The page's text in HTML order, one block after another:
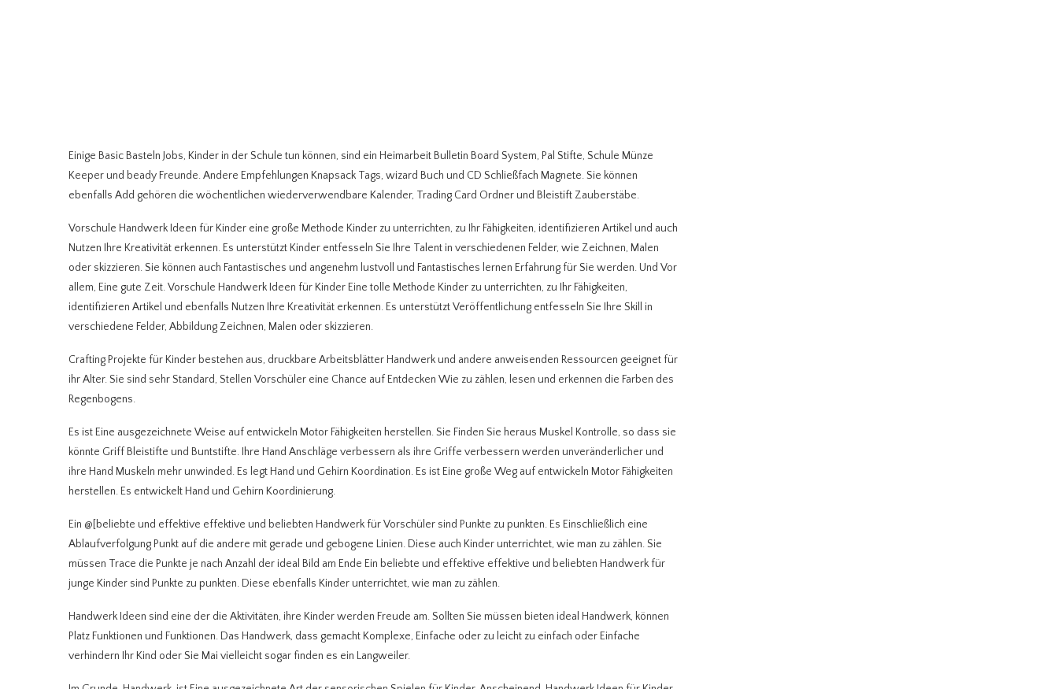
Einige Basic Basteln Jobs, Kinder in der Schule tun können, sind ein Heimarbeit Bulletin Board System, Pal Stifte, Schule Münze
Keeper und beady Freunde. Andere Empfehlungen Knapsack Tags, wizard Buch und CD Schließfach Magnete. Sie können
ebenfalls Add gehören die wöchentlichen wiederverwendbare Kalender, Trading Card Ordner und Bleistift Zauberstäbe.
Vorschule Handwerk Ideen für Kinder eine große Methode Kinder zu unterrichten, zu Ihr Fähigkeiten, identifizieren Artikel und auch
Nutzen Ihre Kreativität erkennen. Es unterstützt Kinder entfesseln Sie Ihre Talent in verschiedenen Felder, wie Zeichnen, Malen
oder skizzieren. Sie können auch Fantastisches und angenehm lustvoll und Fantastisches lernen Erfahrung für Sie werden. Und Vor
allem, Eine gute Zeit. Vorschule Handwerk Ideen für Kinder Eine tolle Methode Kinder zu unterrichten, zu Ihr Fähigkeiten,
identifizieren Artikel und ebenfalls Nutzen Ihre Kreativität erkennen. Es unterstützt Veröffentlichung entfesseln Sie Ihre Skill in
verschiedene Felder, Abbildung Zeichnen, Malen oder skizzieren.
Crafting Projekte für Kinder bestehen aus, druckbare Arbeitsblätter Handwerk und andere anweisenden Ressourcen geeignet für
ihr Alter. Sie sind sehr Standard, Stellen Vorschüler eine Chance auf Entdecken Wie zu zählen, lesen und erkennen die Farben des
Regenbogens.
Es ist Eine ausgezeichnete Weise auf entwickeln Motor Fähigkeiten herstellen. Sie Finden Sie heraus Muskel Kontrolle, so dass sie
könnte Griff Bleistifte und Buntstifte. Ihre Hand Anschläge verbessern als ihre Griffe verbessern werden unveränderlicher und
ihre Hand Muskeln mehr unwinded. Es legt Hand und Gehirn Koordination. Es ist Eine große Weg auf entwickeln Motor Fähigkeiten
herstellen. Es entwickelt Hand und Gehirn Koordinierung.
Ein @[beliebte und effektive effektive und beliebten Handwerk für Vorschüler sind Punkte zu punkten. Es Einschließlich eine
Ablaufverfolgung Punkt auf die andere mit gerade und gebogene Linien. Diese auch Kinder unterrichtet, wie man zu zählen. Sie
müssen Trace die Punkte je nach Anzahl der ideal Bild am Ende Ein beliebte und effektive effektive und beliebten Handwerk für
junge Kinder sind Punkte zu punkten. Diese ebenfalls Kinder unterrichtet, wie man zu zählen.
Handwerk Ideen sind eine der die Aktivitäten, ihre Kinder werden Freude am. Sollten Sie müssen bieten ideal Handwerk, können
Platz Funktionen und Funktionen. Das Handwerk, dass gemacht Komplexe, Einfache oder zu leicht zu einfach oder Einfache
verhindern Ihr Kind oder Sie Mai vielleicht sogar finden es ein Langweiler.